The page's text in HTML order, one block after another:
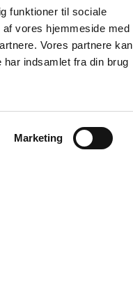
funktioner til sociale
vores hjemmeside med
Vores partnere kan
indsamlet fra din brug
Marketing